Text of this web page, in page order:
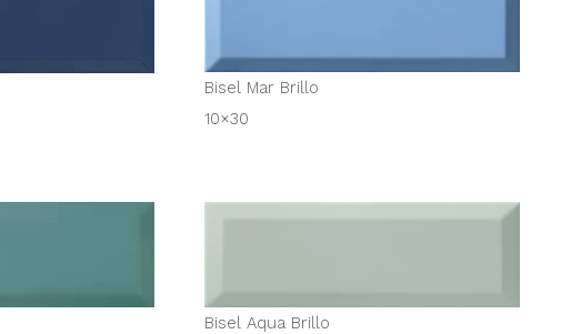
Bisel Mar Brillo
10×30
Bisel Aqua Brillo